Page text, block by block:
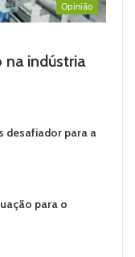
Opinião
na indústria
desafiador para a
para o